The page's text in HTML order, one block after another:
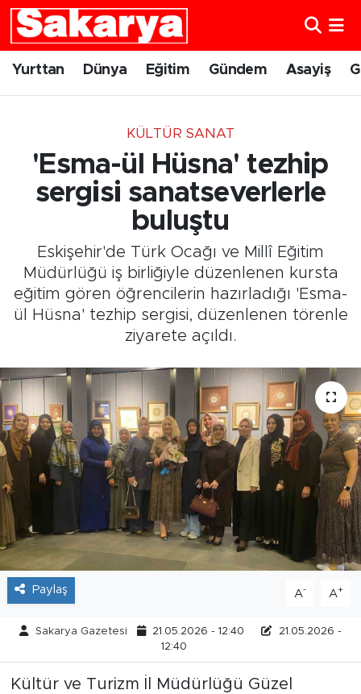
Yurttan Dünya Eğitim Gündem Asayiş
KÜLTÜR SANAT
'Esma-ül Hüsna' tezhip
sergisi sanatseverlerle
buluştu
Eskişehir'de Türk Ocağı ve Millî Eğitim
Müdürlüğü iş birliğiyle düzenlenen kursta
eğitim gören öğrencilerin hazırladığı 'Esma-
ül Hüsna' tezhip sergisi, düzenlenen törenle
ziyarete açıldı.
Paylaş A- A+
Sakarya Gazetesi 21.05.2026 - 12:40
21.05.2026 -
12:40
Kültür ve Turizm İl Müdürlüğü Güzel
Yurttan
Gündem
Eskişehirspor
Spor
Sağlık
Tarihçe
Resmi İlanlar
Söyleşi
Foto Şaka
Teknoloji
Politika
Eskişehir Nöbetçi Eczaneler
Eskişehir Trafik Yoğunluk Haritası
Süper Lig Puan Durumu ve Fikstür
Tüm Manşetler
Son Dakika Haberleri